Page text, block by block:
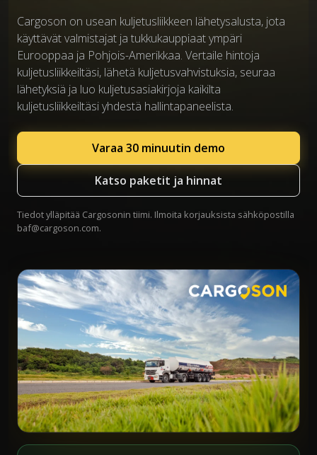
Cargoson on usean kuljetusliikkeen lähetysalusta, jota
käyttävät valmistajat ja tukkukauppiaat ympäri
Eurooppaa ja Pohjois-Amerikkaa. Vertaile hintoja
kuljetusliikkeiltäsi, lähetä kuljetusvahvistuksia, seuraa
lähetyksiä ja luo kuljetusasiakirjoja kaikilta
kuljetusliikkeiltäsi yhdestä hallintapaneelista.
Varaa 30 minuutin demo
Katso paketit ja hinnat
Tiedot ylläpitää Cargosonin tiimi. Ilmoita korjauksista sähköpostilla
baf@cargoson.com.